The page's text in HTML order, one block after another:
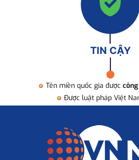
TIN CẬY
Tên miền quốc gia được
Được luật pháp Việt